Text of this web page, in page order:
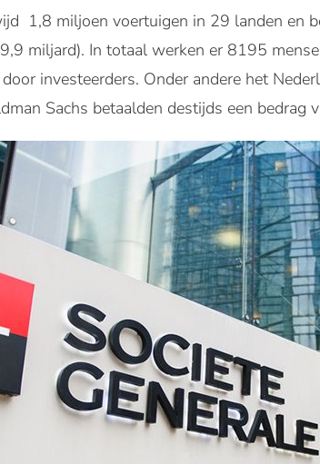
1,8 miljoen voertuigen in 29 landen en
miljard). In totaal werken er 8195
investeerders. Onder andere het
Sachs betaalden destijds een bedrag